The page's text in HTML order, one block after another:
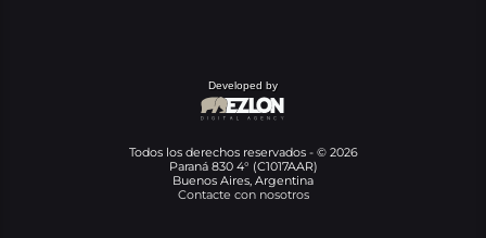
Developed by
Todos los derechos reservados - © 2026
Paraná 830 4° (C1017AAR)
Buenos Aires, Argentina
Contacte con nosotros